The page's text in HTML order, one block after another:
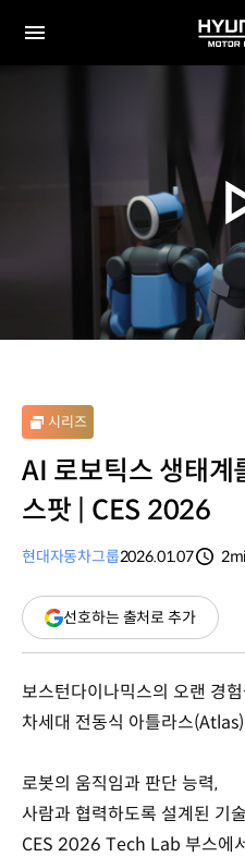
전체
시리즈
AI 로보틱스 생태계
스팟 | CES 2026
현대자동차그룹2026.01.07
선호하는 출처로 추가(새
창
보스턴다이나믹스의 오랜 경
차세대 전동식 아틀라스
로봇의 움직임과 판단 능력,
사람과 협력하도록 설계된 기
CES 2026 Tech Lab 부스에